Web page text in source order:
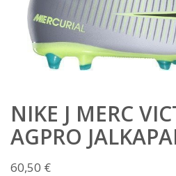
NIKE J MERC
AGPRO
60,50 €